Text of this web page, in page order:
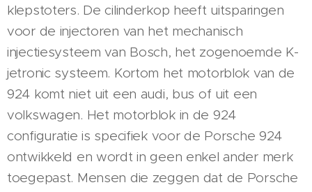
klepstoters. De cilinderkop heeft uitsparingen
voor de injectoren van het mechanisch
injectiesysteem van Bosch, het zogenoemde K-
jetronic systeem. Kortom het motorblok van de
924 komt niet uit een audi, bus of uit een
volkswagen. Het motorblok in de 924
configuratie is specifiek voor de Porsche 924
ontwikkeld en wordt in geen enkel ander merk
toegepast. Mensen die zeggen dat de Porsche